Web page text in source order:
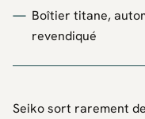
Boîtier titane,
revendiqué
Seikosort rarement